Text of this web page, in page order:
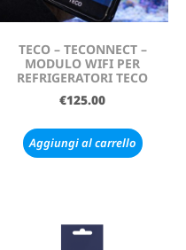
TECO – TECONNECT –
MODULO WIFI PER
REFRIGERATORI TECO
€125.00
Aggiungi al carrello